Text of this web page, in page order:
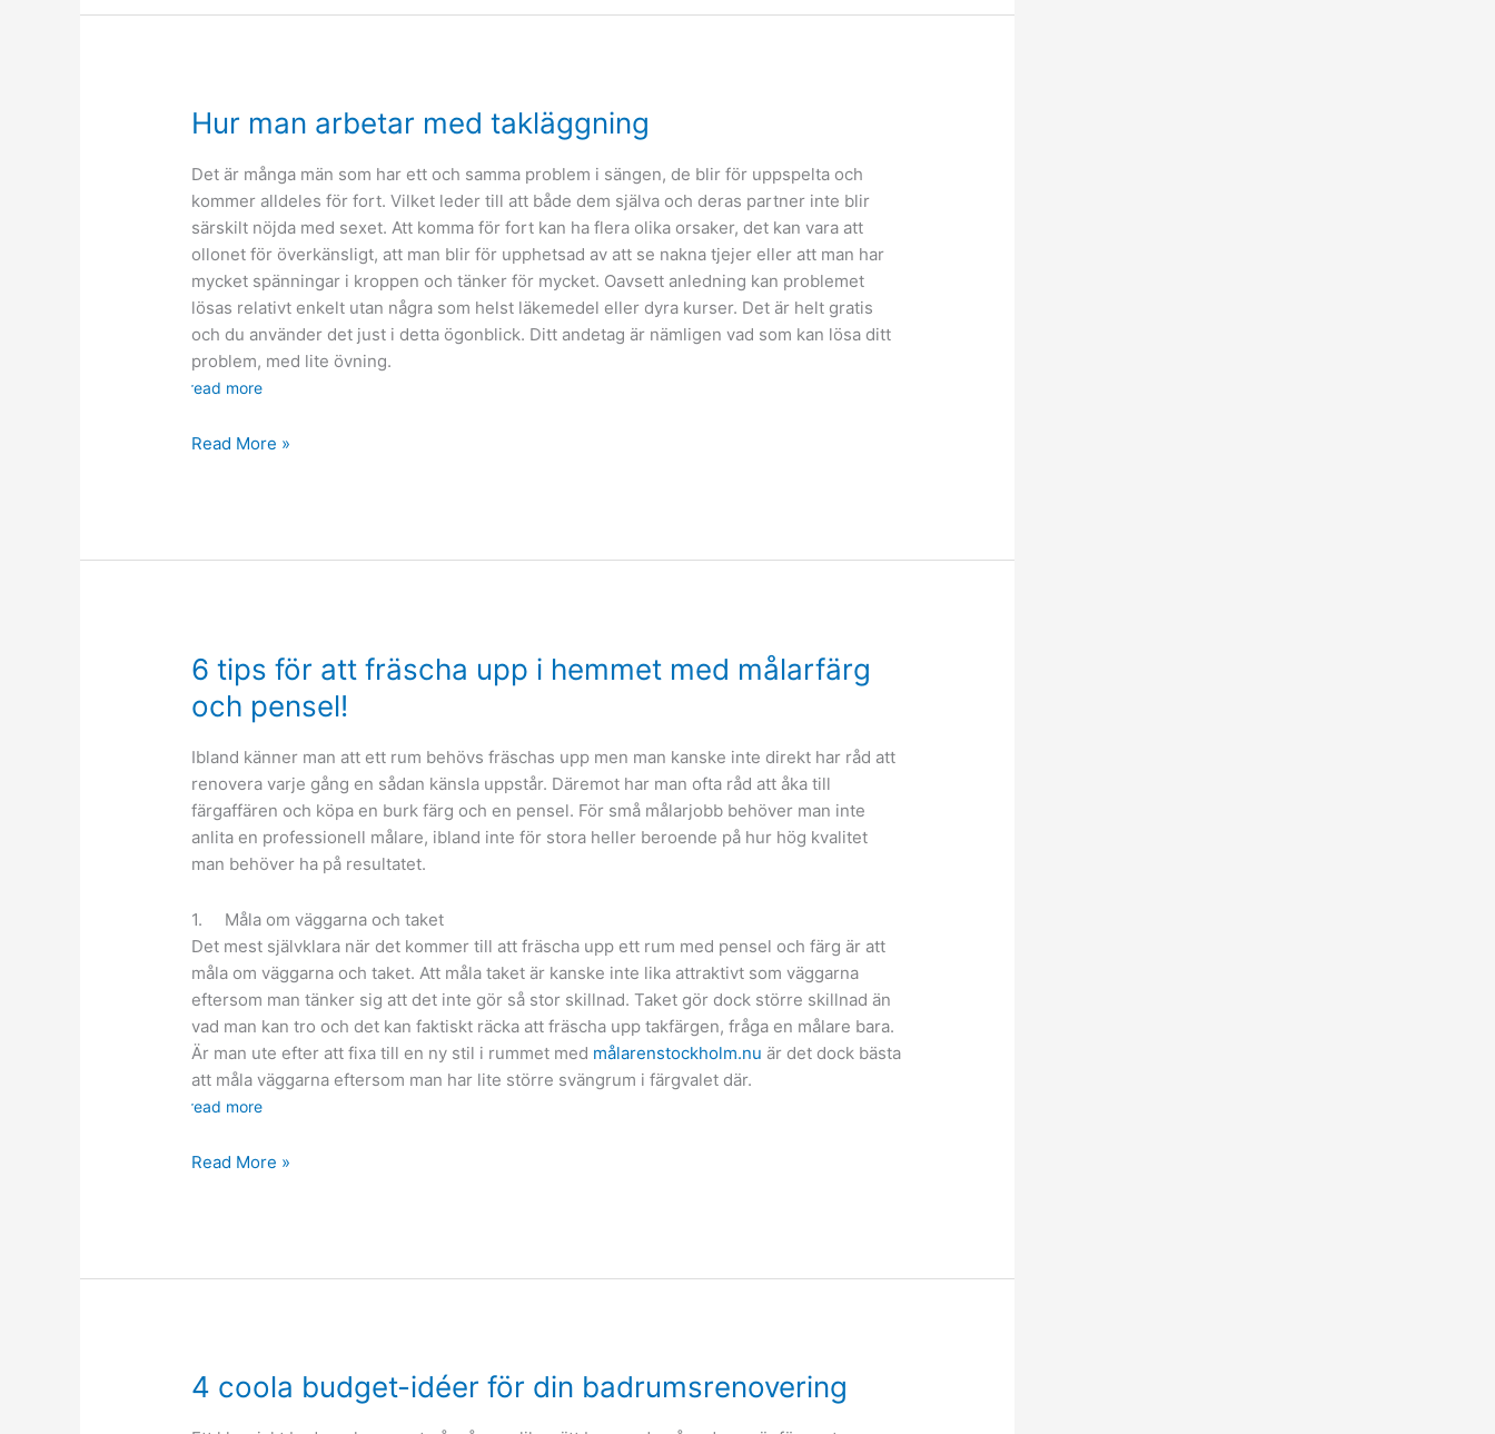
Hur man arbetar med takläggning
Det är många män som har ett och samma problem i sängen, de blir för uppspelta och
kommer alldeles för fort. Vilket leder till att både dem själva och deras partner inte blir
särskilt nöjda med sexet. Att komma för fort kan ha flera olika orsaker, det kan vara att
ollonet för överkänsligt, att man blir för upphetsad av att se nakna tjejer eller att man har
mycket spänningar i kroppen och tänker för mycket. Oavsett anledning kan problemet
lösas relativt enkelt utan några som helst läkemedel eller dyra kurser. Det är helt gratis
och du använder det just i detta ögonblick. Ditt andetag är nämligen vad som kan lösa ditt
problem, med lite övning.
read more
Hur
Read More »
6 tips för att fräscha upp i hemmet med målarfärg
och pensel!
Ibland känner man att ett rum behövs fräschas upp men man kanske inte direkt har råd att
renovera varje gång en sådan känsla uppstår. Däremot har man ofta råd att åka till
färgaffären och köpa en burk färg och en pensel. För små målarjobb behöver man inte
anlita en professionell målare, ibland inte för stora heller beroende på hur hög kvalitet
man behöver ha på resultatet.
1. Måla om väggarna och taket
Det mest självklara när det kommer till att fräscha upp ett rum med pensel och färg är att
måla om väggarna och taket. Att måla taket är kanske inte lika attraktivt som väggarna
eftersom man tänker sig att det inte gör så stor skillnad. Taket gör dock större skillnad än
vad man kan tro och det kan faktiskt räcka att fräscha upp takfärgen, fråga en målare bara.
Är man ute efter att fixa till en ny stil i rummet med målarenstockholm.nu är det dock bästa
att måla väggarna eftersom man har lite större svängrum i färgvalet där.
read more
6
med
målarfärg
och
Read More »
4 coola budget-idéer för din badrumsrenovering